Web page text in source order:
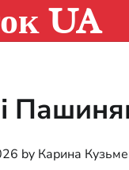
UA
by Карина